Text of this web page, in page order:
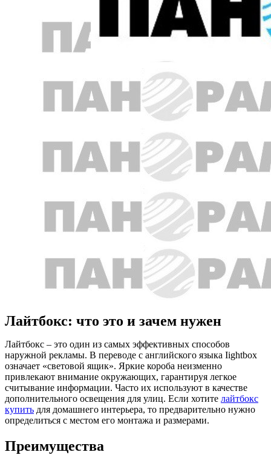
Лайтбокс: что это и зачем нужен
Лайтбокс – это один из самых эффективных способов
наружной рекламы. В переводе с английского языка Iightbox
означает «световой ящик». Яркие короба неизменно
привлекают внимание окружающих, гарантируя легкое
считывание информации. Часто их используют в качестве
дополнительного освещения для улиц. Если хотите лайтбокс
купить для домашнего интерьера, то предварительно нужно
определиться с местом его монтажа и размерами.
Преимущества